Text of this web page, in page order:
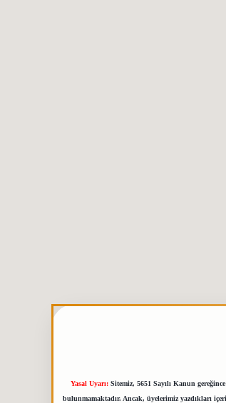
Yasal Uyarı: Sitemiz, 5651 Sayılı Kanun
bulunmamaktadır. Ancak, üyelerimiz yazdıkları